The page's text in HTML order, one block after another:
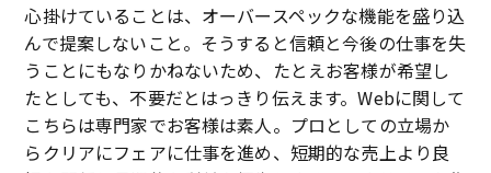
心掛けていることは、オーバースペックな機能を盛り込
んで提案しないこと。そうすると信頼と今後の仕事を失
うことにもなりかねないため、たとえお客様が希望し
たとしても、不要だとはっきり伝えます。Webに関して
こちらは専門家でお客様は素人。プロとしての立場か
らクリアにフェアに仕事を進め、短期的な売上より良